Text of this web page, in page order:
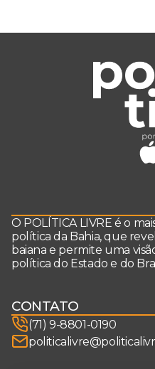
O POLÍTICA LIVRE é o
política da Bahia, que
baiana e permite uma
política do Estado e do
CONTATO
(71) 9-8801-0190